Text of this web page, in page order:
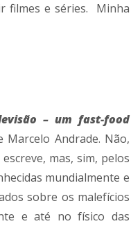
filmes e séries. Minha
– um fast-food
Marcelo Andrade. Não,
mas, sim, pelos
mundialmente e
sobre os malefícios
e até no físico das